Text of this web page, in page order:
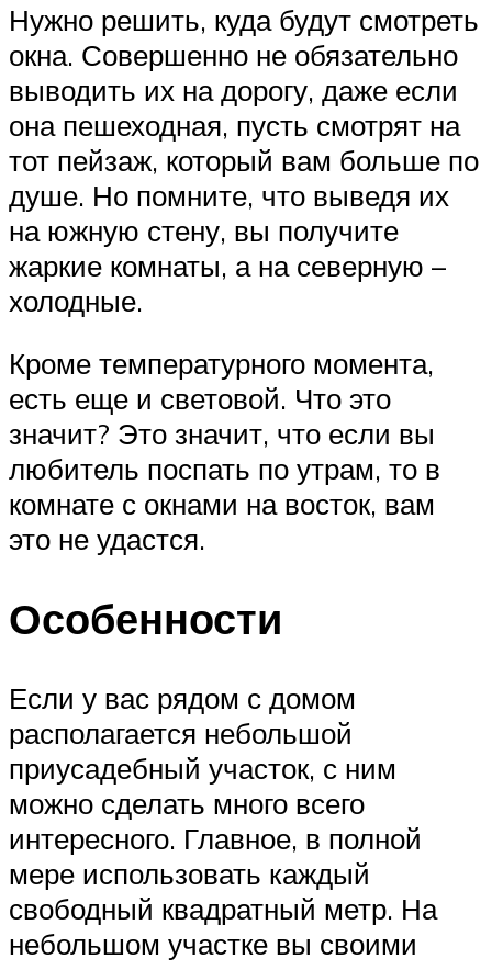
Нужно решить, куда будут смотреть
окна. Совершенно не обязательно
выводить их на дорогу, даже если
она пешеходная, пусть смотрят на
тот пейзаж, который вам больше по
душе. Но помните, что выведя их
на южную стену, вы получите
жаркие комнаты, а на северную –
холодные.
Кроме температурного момента,
есть еще и световой. Что это
значит? Это значит, что если вы
любитель поспать по утрам, то в
комнате с окнами на восток, вам
это не удастся.
Особенности
Если у вас рядом с домом
располагается небольшой
приусадебный участок, с ним
можно сделать много всего
интересного. Главное, в полной
мере использовать каждый
свободный квадратный метр. На
небольшом участке вы своими